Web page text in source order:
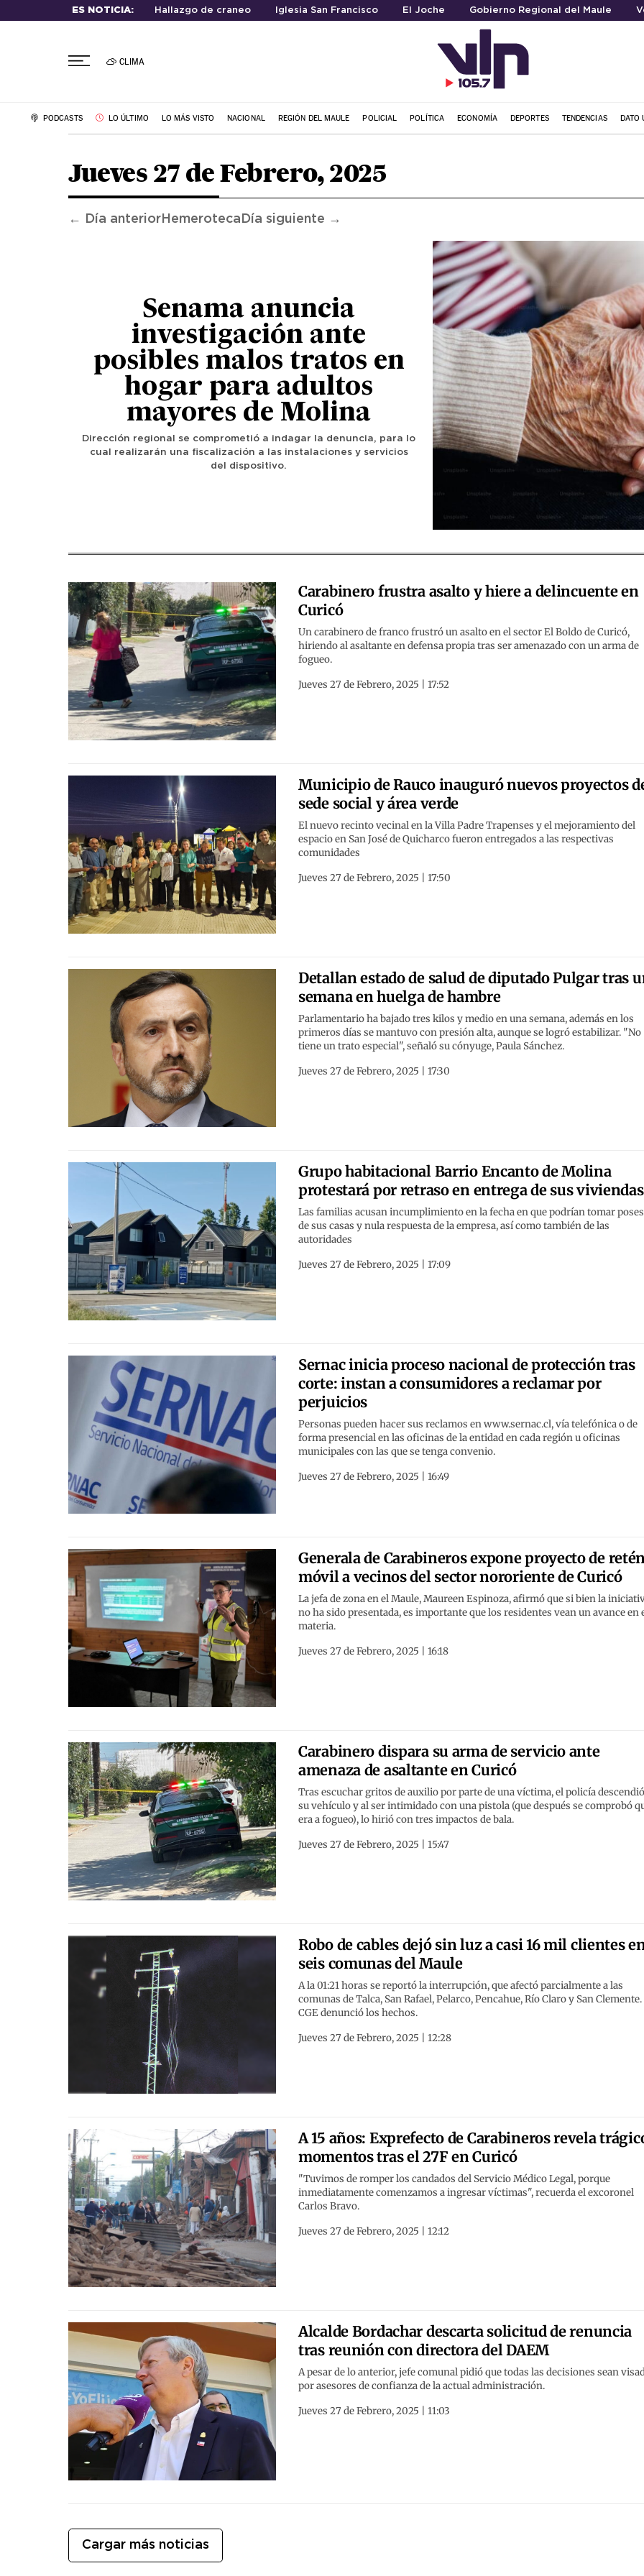
ES NOTICIA: Hallazgo de craneo Iglesia San Francisco El Joche Gobierno Regional del Maule
CLIMA
PODCASTS LO ÚLTIMO LO MÁS VISTO NACIONAL REGIÓN DEL MAULE POLICIAL POLÍTICA ECONOMÍA DEPORTES TENDENCIAS DATO
Jueves 27 de Febrero, 2025
← Día anteriorHemeroteca Día siguiente →
Senama anuncia
investigación ante
posibles malos tratos en
hogar para adultos
mayores de Molina
Dirección regional se comprometió a indagar la denuncia, para lo
cual realizarán una fiscalización a las instalaciones y servicios
del dispositivo.
Carabinero frustra asalto y hiere a delincuente en
Curicó
Un carabinero de franco frustró un asalto en el sector El Boldo de Curicó,
hiriendo al asaltante en defensa propia tras ser amenazado con un arma de
fogueo.
Jueves 27 de Febrero, 2025 | 17:52
Municipio de Rauco inauguró nuevos proyectos
sede social y área verde
El nuevo recinto vecinal en la Villa Padre Trapenses y el mejoramiento del
espacio en San José de Quicharco fueron entregados a las respectivas
comunidades
Jueves 27 de Febrero, 2025 | 17:50
Detallan estado de salud de diputado Pulgar tras
semana en huelga de hambre
Parlamentario ha bajado tres kilos y medio en una semana, además en los
primeros días se mantuvo con presión alta, aunque se logró estabilizar. "No
tiene un trato especial", señaló su cónyuge, Paula Sánchez.
Jueves 27 de Febrero, 2025 | 17:30
Grupo habitacional Barrio Encanto de Molina
protestará por retraso en entrega de sus viviendas
Las familias acusan incumplimiento en la fecha en que podrían tomar
de sus casas y nula respuesta de la empresa, así como también de las
autoridades
Jueves 27 de Febrero, 2025 | 17:09
Sernac inicia proceso nacional de protección tras
corte: instan a consumidores a reclamar por
perjuicios
Personas pueden hacer sus reclamos en www.sernac.cl, vía telefónica o de
forma presencial en las oficinas de la entidad en cada región u oficinas
municipales con las que se tenga convenio.
Jueves 27 de Febrero, 2025 | 16:49
Generala de Carabineros expone proyecto de
móvil a vecinos del sector nororiente de Curicó
La jefa de zona en el Maule, Maureen Espinoza, afirmó que si bien la
no ha sido presentada, es importante que los residentes vean un avance en
materia.
Jueves 27 de Febrero, 2025 | 16:18
Carabinero dispara su arma de servicio ante
amenaza de asaltante en Curicó
Tras escuchar gritos de auxilio por parte de una víctima, el policía
su vehículo y al ser intimidado con una pistola (que después se comprobó
era a fogueo), lo hirió con tres impactos de bala.
Jueves 27 de Febrero, 2025 | 15:47
Robo de cables dejó sin luz a casi 16 mil clientes
seis comunas del Maule
A la 01:21 horas se reportó la interrupción, que afectó parcialmente a las
comunas de Talca, San Rafael, Pelarco, Pencahue, Río Claro y San Clemente.
CGE denunció los hechos.
Jueves 27 de Febrero, 2025 | 12:28
A 15 años: Exprefecto de Carabineros revela
momentos tras el 27F en Curicó
"Tuvimos de romper los candados del Servicio Médico Legal, porque
inmediatamente comenzamos a ingresar víctimas", recuerda el excoronel
Carlos Bravo.
Jueves 27 de Febrero, 2025 | 12:12
Alcalde Bordachar descarta solicitud de renuncia
tras reunión con directora del DAEM
A pesar de lo anterior, jefe comunal pidió que todas las decisiones sean
por asesores de confianza de la actual administración.
Jueves 27 de Febrero, 2025 | 11:03
Cargar más noticias